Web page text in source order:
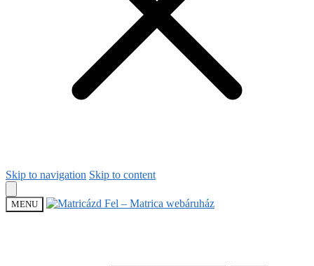
Skip to navigation Skip to content
MENU